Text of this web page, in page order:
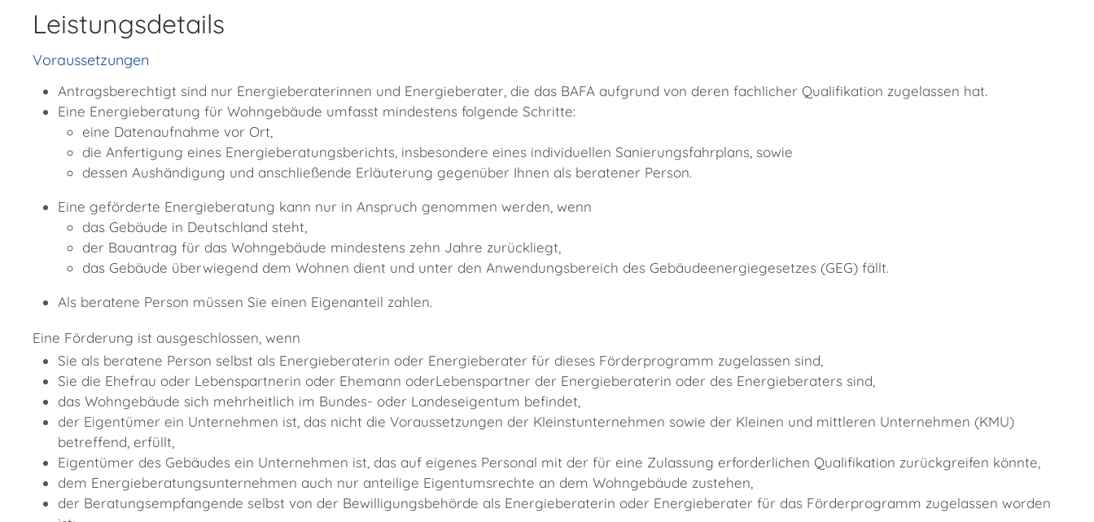
Leistungsdetails
Voraussetzungen
Antragsberechtigt sind nur Energieberaterinnen und Energieberater, die das BAFA aufgrund von deren fachlicher Qualifikation zugelassen hat.
Eine Energieberatung für Wohngebäude umfasst mindestens folgende Schritte:
eine Datenaufnahme vor Ort,
die Anfertigung eines Energieberatungsberichts, insbesondere eines individuellen Sanierungsfahrplans, sowie
dessen Aushändigung und anschließende Erläuterung gegenüber Ihnen als beratener Person.
Eine geförderte Energieberatung kann nur in Anspruch genommen werden, wenn
das Gebäude in Deutschland steht,
der Bauantrag für das Wohngebäude mindestens zehn Jahre zurückliegt,
das Gebäude überwiegend dem Wohnen dient und unter den Anwendungsbereich des Gebäudeenergiegesetzes (GEG) fällt.
Als beratene Person müssen Sie einen Eigenanteil zahlen.
Eine Förderung ist ausgeschlossen, wenn
Sie als beratene Person selbst als Energieberaterin oder Energieberater für dieses Förderprogramm zugelassen sind,
Sie die Ehefrau oder Lebenspartnerin oder Ehemann oderLebenspartner der Energieberaterin oder des Energieberaters sind,
das Wohngebäude sich mehrheitlich im Bundes- oder Landeseigentum befindet,
der Eigentümer ein Unternehmen ist, das nicht die Voraussetzungen der Kleinstunternehmen sowie der Kleinen und mittleren Unternehmen (KMU)
betreffend, erfüllt,
Eigentümer des Gebäudes ein Unternehmen ist, das auf eigenes Personal mit der für eine Zulassung erforderlichen Qualifikation zurückgreifen könnte,
dem Energieberatungsunternehmen auch nur anteilige Eigentumsrechte an dem Wohngebäude zustehen,
der Beratungsempfangende selbst von der Bewilligungsbehörde als Energieberaterin oder Energieberater für das Förderprogramm zugelassen worden